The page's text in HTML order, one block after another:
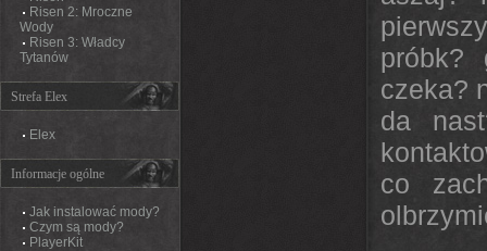
Risen 2: Mroczne
Wody
Risen 3: Władcy
Tytanów
Strefa Elex
Elex
Informacje ogólne
Jak instalować mody?
Czym są mody?
PlayerKit
próbk?
czeka?
da
co